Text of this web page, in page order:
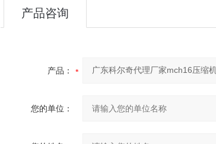
产品咨询
产品：
您的单位：